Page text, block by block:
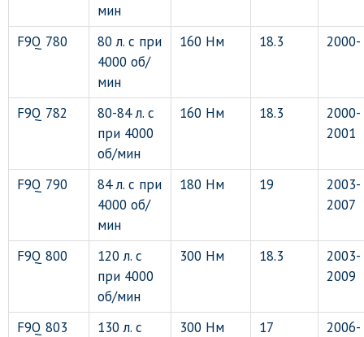
мин
F9Q 780
80 л. с при
4000 об/
мин
160 Нм 18.3 2000-
F9Q 782
80-84 л. с
при 4000
об/мин
160 Нм 18.3
2000-
2001
F9Q 790
84 л. с при
4000 об/
мин
180 Нм 19
2003-
2007
F9Q 800
120 л. с
при 4000
об/мин
300 Нм 18.3
2003-
2009
F9Q 803
130 л. с
300 Нм 17
2006-